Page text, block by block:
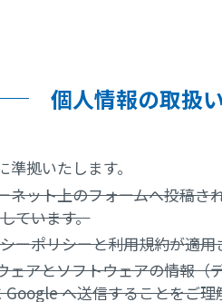
個人情報の取扱
準拠いたします。
ネット上のフォームへ投稿さ
ています。
ーポリシーと利用規約が適用
ェアとソフトウェアの情報
へ送信することをご